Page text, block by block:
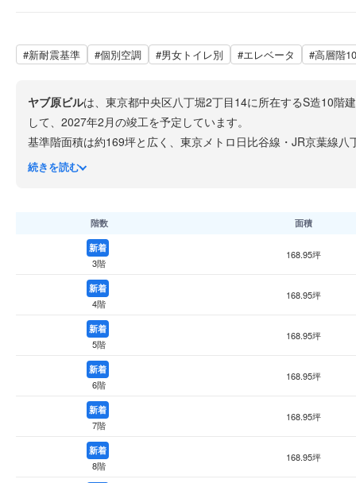
#新耐震基準 #個別空調 #男女トイレ別 #エレベータ #高層階
ヤブ原ビルは、東京都中央区八丁堀2丁目14に所在するS造10階
して、2027年2月の竣工を予定しています。
基準階面積は約169坪と広く、東京メトロ日比谷線・JR京葉線
八丁堀・茅場町エリアは東京駅・日本橋にも近い都心のオフィ
続きを読む
階数 面積
新着
3階
168.95坪
新着
4階
168.95坪
新着
5階
168.95坪
新着
6階
168.95坪
新着
7階
168.95坪
新着
8階
168.95坪